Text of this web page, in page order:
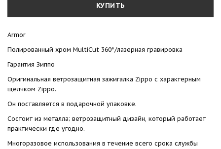
КУПИТЬ
Armor
Полированный хром MultiCut 360°/лазерная гравировка
Гарантия Зиппо
Оригинальная ветрозащитная зажигалка Zippo с характерным
щелчком Zippo.
Он поставляется в подарочной упаковке.
Состоит из металла; ветрозащитный дизайн, который работает
практически где угодно.
Многоразовое использования в течение всего срока службы